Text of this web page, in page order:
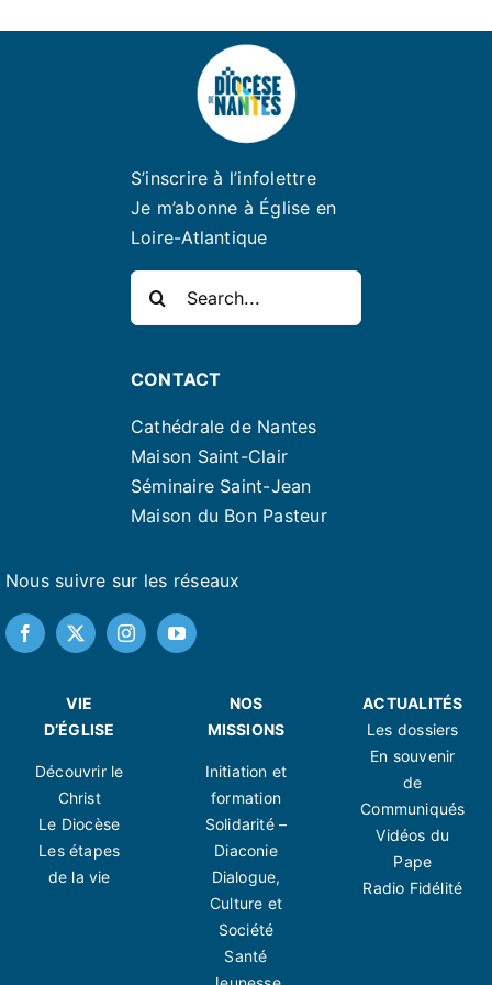
S’inscrire à l’infolettre
Je m’abonne à Église en
Loire-Atlantique
Nous suivre sur les réseaux
CONTACT
Cathédrale de Nantes
Maison Saint-Clair
Séminaire Saint-Jean
Maison du Bon Pasteur
VIE
D’ÉGLISE
Découvrir le
Christ
Le Diocèse
Les étapes
de la vie
NOS
MISSIONS
Initiation et
formation
Solidarité –
Diaconie
Dialogue,
Culture et
Société
Santé
ACTUALITÉS
Les dossiers
En souvenir
de
Communiqués
Vidéos du
Pape
Radio Fidélité